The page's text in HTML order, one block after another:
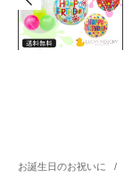
お誕生日のお祝いに /